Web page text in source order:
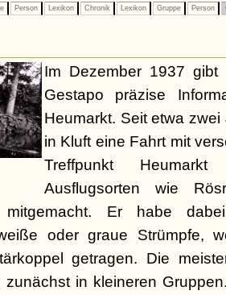
Person Lexikon Chronik Lexikon Gruppe Person
Im Dezember 1937
Gestapo präzise
Heumarkt. Seit etwa
in Kluft eine Fahrt mit
Treffpunkt
Ausflugsorten wie
mitgemacht. Er habe
oder graue Strümpfe,
getragen. Die
zunächst in kleineren